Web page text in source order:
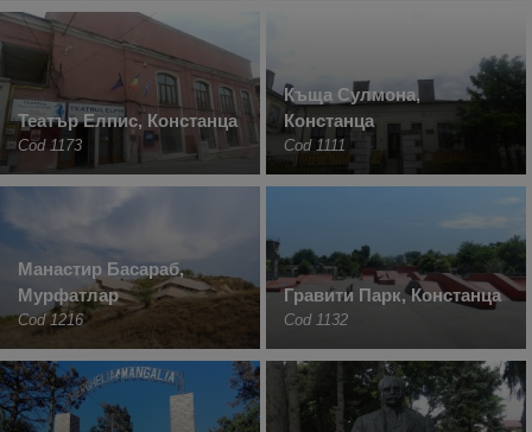
Театър Елпис, Констанца
Cod 1173
Къща Сулмона,
Констанца
Cod 1111
Манастир Басараб,
Мурфатлар
Cod 1216
Гравити Парк, Констанца
Cod 1132